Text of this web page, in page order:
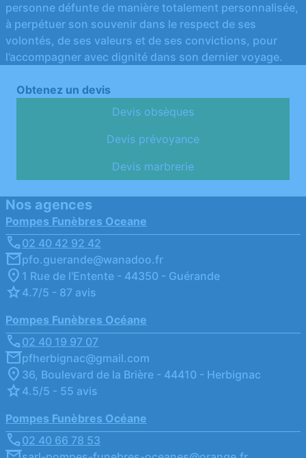
personne défunte de manière totalement personnalisée,
à perpétuer son souvenir dans le respect de ses
volontés, de ses valeurs et de ses convictions, pour
l’accompagner avec dignité dans son dernier voyage.
Obtenez un devis
Devis obsèques
Devis prévoyance
Devis marbrerie
Nos agences
Pompes Funèbres Oceane
02 40 42 92 42
pfo.guerande@wanadoo.fr
1 Rue de l'Entente - 44350 - Guérande
4.7/5 - 87 avis
Pompes Funèbres Océane
02 40 19 97 07
pfherbignac@gmail.com
36, Boulevard de la Brière - 44410 - Herbignac
4.5/5 - 55 avis
Pompes Funèbres Océane
02 40 66 78 53